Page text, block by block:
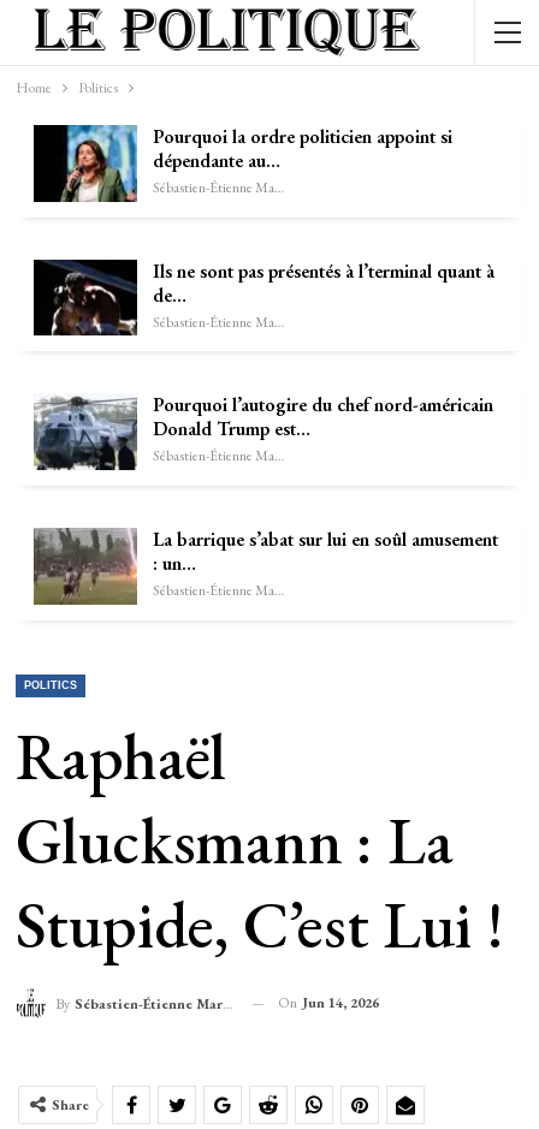
Home Politics
Pourquoi la ordre politicien appoint si
dépendante au…
Sébastien-Étienne Marechal
Ils ne sont pas présentés à l’terminal quant à
de…
Sébastien-Étienne Marechal
Pourquoi l’autogire du chef nord-américain
Donald Trump est…
Sébastien-Étienne Marechal
La barrique s’abat sur lui en soûl amusement
: un…
Sébastien-Étienne Marechal
POLITICS
Raphaël
Glucksmann : La
Stupide, C’est Lui !
By Sébastien-Étienne Marechal On Jun 14, 2026
Share